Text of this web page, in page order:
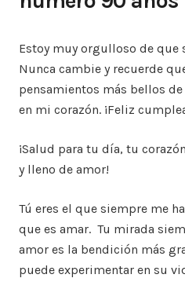
Estoy muy orgulloso de que
Nunca cambie y recuerde
pensamientos más bellos
en mi corazón. ¡Feliz
¡Salud para tu día, tu
y lleno de amor!
Tú eres el que siempre me
que es amar. Tu mirada
amor es la bendición más
puede experimentar en su